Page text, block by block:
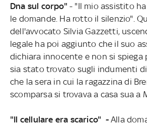
Dna sul corpo" - "Il mio assistito
le domande. Ha rotto il silenzio".
dell'avvocato Silvia Gazzetti,
legale ha poi aggiunto che il suo
dichiara innocente e non si spiega
sia stato trovato sugli indumenti di
che la sera in cui la ragazzina di
scomparsa si trovava a casa sua a
"Il cellulare era scarico" -Alla